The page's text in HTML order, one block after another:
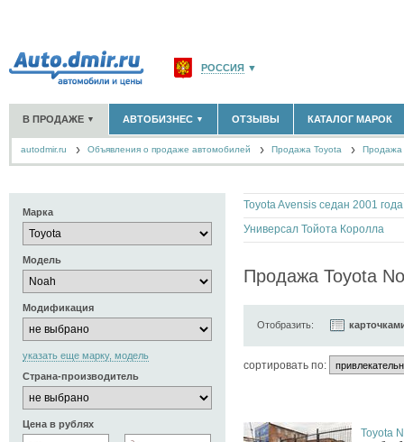
РОССИЯ ▼
САНКТ-ПЕТЕРБУРГ И ОБЛАСТЬ(14304)
КРАСНОДАРСКИЙ КРАЙ(5619)
СЕВАСТОПОЛЬ(11)
СПИСОК ВСЕХ РЕГИОНОВ
В ПРОДАЖЕ ▼
НОВЫЕ АВТОМОБИЛИ (30122)
АВТОБИЗНЕС ▼
ОФИЦИАЛЬНЫЕ ДИЛЕРЫ
(1347)
ТАКСИ(278)
ЗАПЧАСТИ(848)
СПЕЦИАЛИСТЫ(890)
ОТЗЫВЫ КАТАЛОГ МАРОК
autodmir.ru Объявления о продаже автомобилей Продажа Toyota Продажа
Марка
Модель
Модификация
указать еще марку, модель
Страна-производитель
Цена в рублях
Toyota Avensis седан 2001 года
Универсал Тойота Королла
Продажа Toyota
Отобразить:
cортировать по:
Toyota